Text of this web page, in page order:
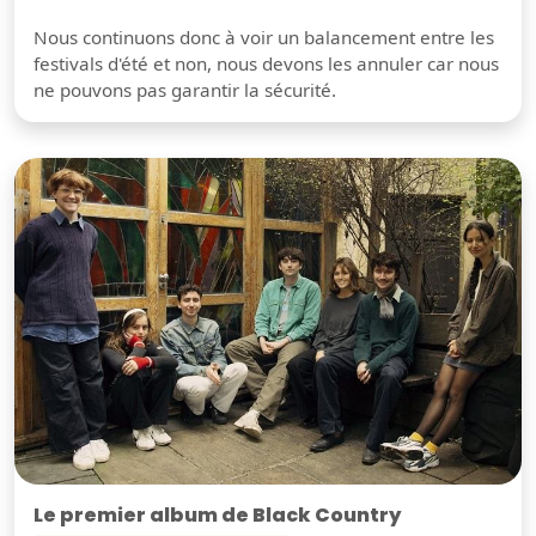
Nous continuons donc à voir un balancement entre les
festivals d'été et non, nous devons les annuler car nous
ne pouvons pas garantir la sécurité.
Le premier album de Black Country